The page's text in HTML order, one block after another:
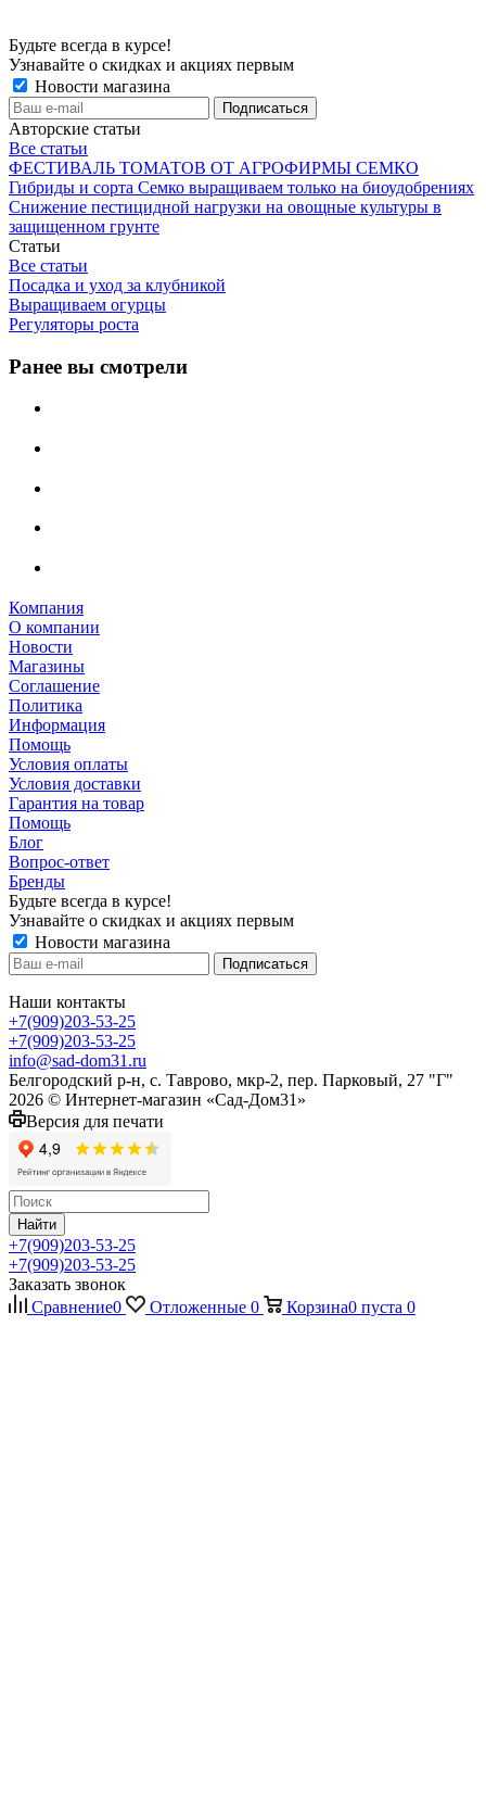
Будьте всегда в курсе!
Узнавайте о скидках и акциях первым
Новости магазина
Авторские статьи
Все статьи
ФЕСТИВАЛЬ ТОМАТОВ ОТ АГРОФИРМЫ СЕМКО
Гибриды и сорта Семко выращиваем только на биоудобрениях
Снижение пестицидной нагрузки на овощные культуры в
защищенном грунте
Статьи
Все статьи
Посадка и уход за клубникой
Выращиваем огурцы
Регуляторы роста
Ранее вы смотрели
Компания
О компании
Новости
Магазины
Соглашение
Политика
Информация
Помощь
Условия оплаты
Условия доставки
Гарантия на товар
Помощь
Блог
Вопрос-ответ
Бренды
Будьте всегда в курсе!
Узнавайте о скидках и акциях первым
Новости магазина
Наши контакты
+7(909)203-53-25
+7(909)203-53-25
info@sad-dom31.ru
Белгородский р-н, с. Таврово, мкр-2, пер. Парковый, 27 "Г"
2026 © Интернет-магазин «Сад-Дом31»
Версия для печати
Найти
+7(909)203-53-25
+7(909)203-53-25
Заказать звонок
Сравнение0 Отложенные 0 Корзина0 пуста 0